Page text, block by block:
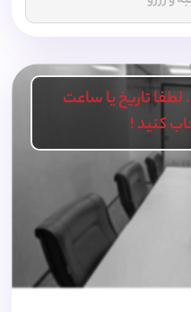
تاریخ یا ساعت
کنید !